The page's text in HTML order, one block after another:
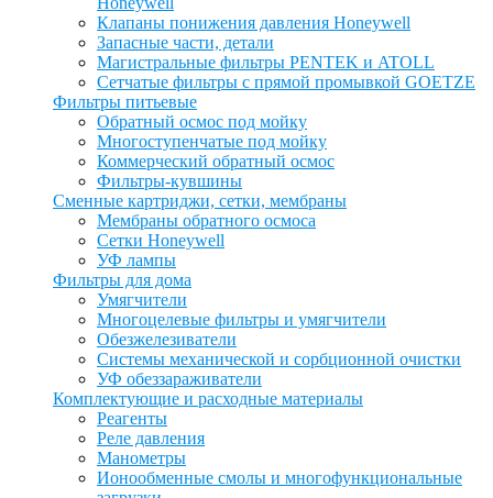
Клапаны понижения давления Honeywell
Запасные части, детали
Магистральные фильтры PENTEK и ATOLL
Сетчатые фильтры с прямой промывкой GOETZE
Фильтры питьевые
Обратный осмос под мойку
Многоступенчатые под мойку
Коммерческий обратный осмос
Фильтры-кувшины
Сменные картриджи, сетки, мембраны
Мембраны обратного осмоса
Сетки Honeywell
УФ лампы
Фильтры для дома
Умягчители
Многоцелевые фильтры и умягчители
Обезжелезиватели
Системы механической и сорбционной очистки
УФ обеззараживатели
Комплектующие и расходные материалы
Реагенты
Реле давления
Манометры
Ионообменные смолы и многофункциональные